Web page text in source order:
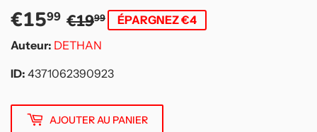
€1599 €1999Prix
€19,99
Prix
€15,99
ÉPARGNEZ €4
Auteur: DETHAN
ID: 4371062390923
AJOUTER AU PANIER